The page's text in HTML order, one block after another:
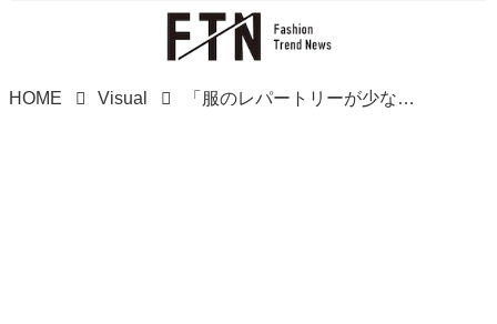
HOME Visual 「服のレパートリーが少ない」→【ユニクロ】へ！ 大人のスタメン候補♡「お助けワンピ」